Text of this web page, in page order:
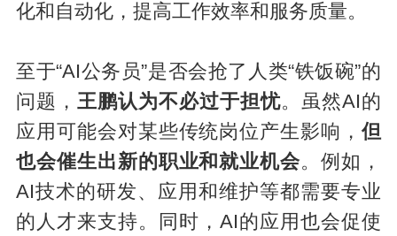
化和自动化，提高工作效率和服务质量。
至于“AI公务员”是否会抢了人类“铁饭碗”的
问题， 王鹏认为不必过于担忧。虽然AI的
应用可能会对某些传统岗位产生影响，但
也会催生出新的职业和就业机会。例如，
AI技术的研发、应用和维护等都需要专业
的人才来支持。同时，AI的应用也会促使